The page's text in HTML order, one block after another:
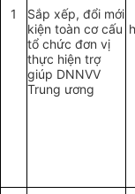
1
Sắp xếp, đổi mới
kiện toàn cơ cấu
tổ chức đơn vị
thực hiện trợ
giúp DNNVV
Trung ương